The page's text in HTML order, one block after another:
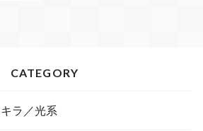
CATEGORY
ラ／光系